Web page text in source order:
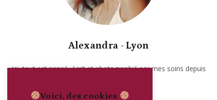
Alexandra - Lyon
Ici, tout est pensé, écrit et photographié par mes soins depuis
Voici, des cookies